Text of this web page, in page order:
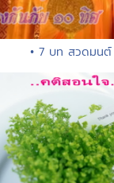
• 7 บท สวดมนต์